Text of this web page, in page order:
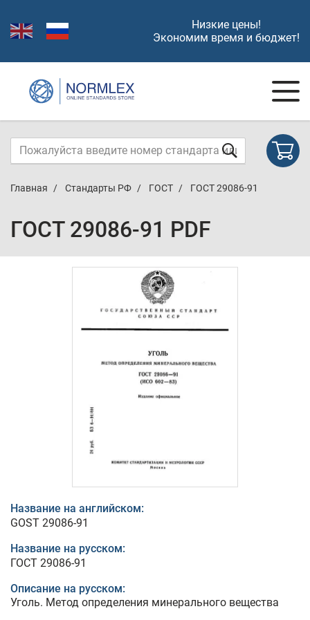
Низкие цены!
Экономим время и бюджет!
Главная Стандарты РФ ГОСТ ГОСТ 29086-91
ГОСТ 29086-91 PDF
Название на английском:
GOST 29086-91
Название на русском:
ГОСТ 29086-91
Описание на русском:
Уголь. Метод определения минерального вещества